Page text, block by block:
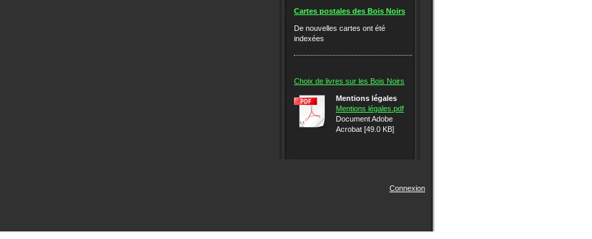
Cartes postales des Bois Noirs
De nouvelles cartes ont été
indexées
Choix de livres sur les Bois Noirs
Mentions légales
Mentions légales.pdf
Document Adobe
Acrobat [49.0 KB]
Connexion